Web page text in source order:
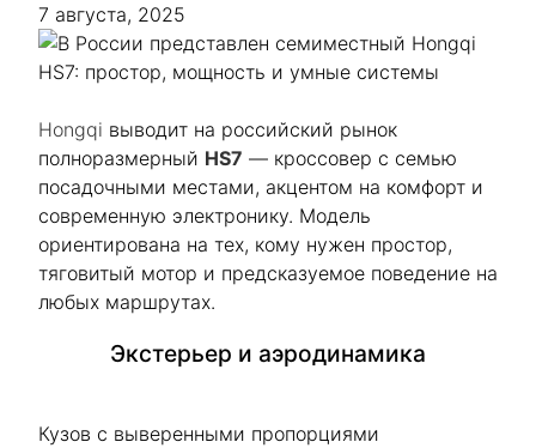
7 августа, 2025
Hongqi выводит на российский рынок
полноразмерный HS7 — кроссовер с семью
посадочными местами, акцентом на комфорт и
современную электронику. Модель
ориентирована на тех, кому нужен простор,
тяговитый мотор и предсказуемое поведение на
любых маршрутах.
Экстерьер и аэродинамика
Кузов с выверенными пропорциями